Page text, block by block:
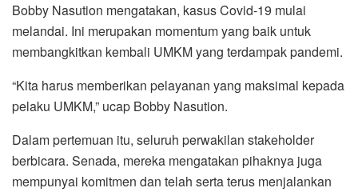
Bobby Nasution mengatakan, kasus Covid-19 mulai
melandai. Ini merupakan momentum yang baik untuk
membangkitkan kembali UMKM yang terdampak pandemi.
“Kita harus memberikan pelayanan yang maksimal kepada
pelaku UMKM,” ucap Bobby Nasution.
Dalam pertemuan itu, seluruh perwakilan stakeholder
berbicara. Senada, mereka mengatakan pihaknya juga
mempunyai komitmen dan telah serta terus menjalankan